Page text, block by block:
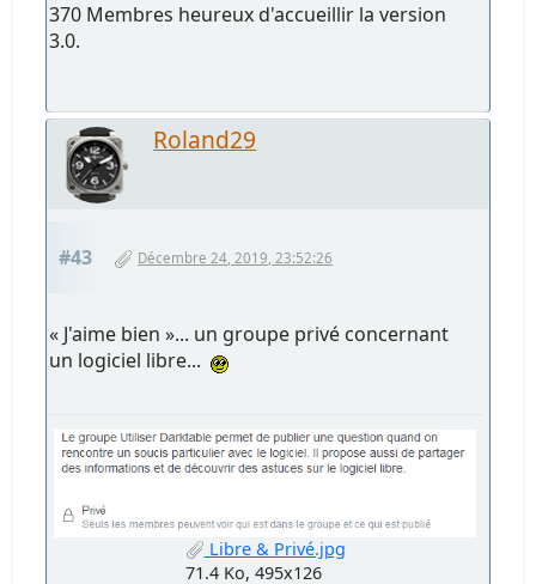
370 Membres heureux d'accueillir la version
3.0.
Roland29
#43 Décembre 24, 2019, 23:52:26
« J'aime bien »... un groupe privé concernant
un logiciel libre...
Libre & Privé.jpg
71.4 Ko, 495x126